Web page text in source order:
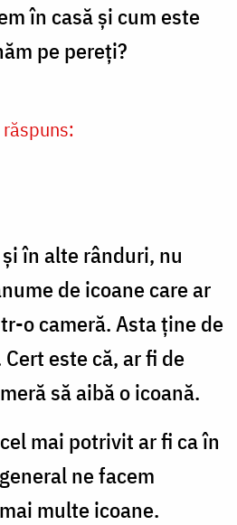
în casă și cum este
pe pereți?
răspuns:
în alte rânduri, nu
de icoane care ar
o cameră. Asta ține de
este că, ar fi de
să aibă o icoană.
mai potrivit ar fi ca în
ne facem
multe icoane.